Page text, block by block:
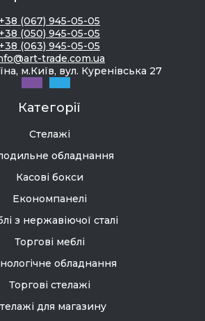
+38 (067) 945-05-05
+38 (050) 945-05-05
+38 (063) 945-05-05
trade.com.ua
м.Київ, вул. Куренівська 27
Категорії
Стелажі
обладнання
Касові бокси
Економпанелі
з нержавіючої сталі
Торгові меблі
обладнання
Торгові стелажі
для магазину